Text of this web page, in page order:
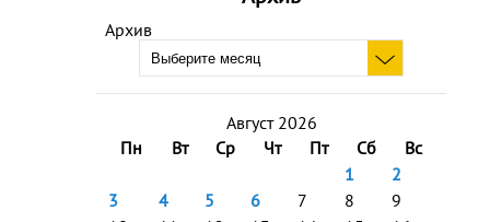
Архив
Август 2026
Пн
Вт Ср Чт Пт Сб
Вс
1
2
3
4 5 6 7 8
9